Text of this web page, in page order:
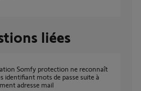
liées
identifiant mots de passe suite à
adresse mail